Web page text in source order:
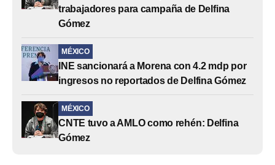
trabajadores para campaña de Delfina
Gómez
MÉXICO
INE sancionará a Morena con 4.2 mdp por
ingresos no reportados de Delfina Gómez
MÉXICO
CNTE tuvo a AMLO como rehén: Delfina
Gómez